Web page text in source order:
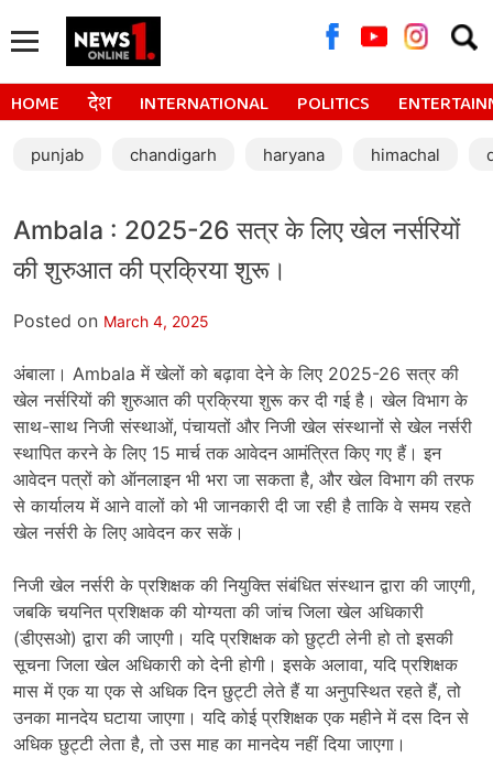
for:
HOME देश INTERNATIONAL POLITICS
punjab chandigarh haryana himachal
Ambala : 2025-26 सत्र के लिए खेल नर्सरियों
की शुरुआत की प्रक्रिया शुरू।
Posted on March 4, 2025
अंबाला। Ambala में खेलों को बढ़ावा देने के लिए 2025-26 सत्र की
खेल नर्सरियों की शुरुआत की प्रक्रिया शुरू कर दी गई है। खेल विभाग के
साथ-साथ निजी संस्थाओं, पंचायतों और निजी खेल संस्थानों से खेल नर्सरी
स्थापित करने के लिए 15 मार्च तक आवेदन आमंत्रित किए गए हैं। इन
आवेदन पत्रों को ऑनलाइन भी भरा जा सकता है, और खेल विभाग की तरफ
से कार्यालय में आने वालों को भी जानकारी दी जा रही है ताकि वे समय रहते
खेल नर्सरी के लिए आवेदन कर सकें।
निजी खेल नर्सरी के प्रशिक्षक की नियुक्ति संबंधित संस्थान द्वारा की जाएगी,
जबकि चयनित प्रशिक्षक की योग्यता की जांच जिला खेल अधिकारी
(डीएसओ) द्वारा की जाएगी। यदि प्रशिक्षक को छुट्टी लेनी हो तो इसकी
सूचना जिला खेल अधिकारी को देनी होगी। इसके अलावा, यदि प्रशिक्षक
मास में एक या एक से अधिक दिन छुट्टी लेते हैं या अनुपस्थित रहते हैं, तो
उनका मानदेय घटाया जाएगा। यदि कोई प्रशिक्षक एक महीने में दस दिन से
अधिक छुट्टी लेता है, तो उस माह का मानदेय नहीं दिया जाएगा।